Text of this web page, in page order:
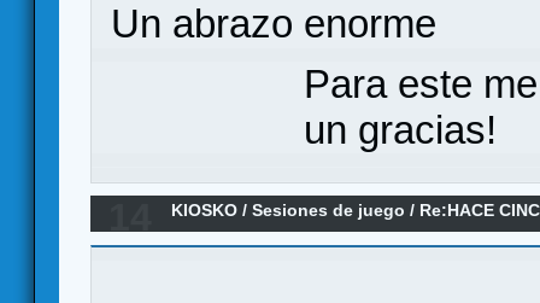
Un abrazo enorme
Para este
un gracias!
KIOSKO /Sesiones de juego / Re:HACE